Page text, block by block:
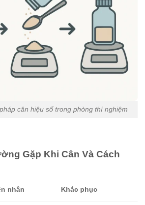
cân hiệu số trong phòng thí nghiệm
Gặp Khi Cân Và Cách
nhân Khắc phục